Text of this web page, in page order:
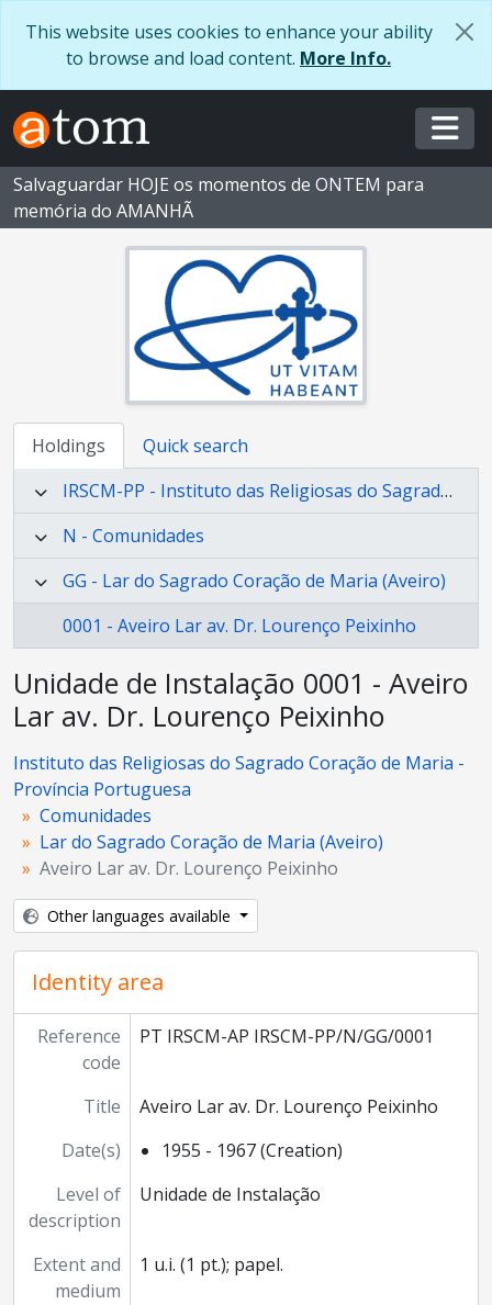
This website uses cookies to enhance your ability
to browse and load content. More Info.
Salvaguardar HOJE os momentos de ONTEM para
memória do AMANHÃ
Holdings
Quick search
IRSCM-PP - Instituto das Religiosas do Sagrado Coração de Maria - Província Portuguesa
N - Comunidades
GG - Lar do Sagrado Coração de Maria (Aveiro)
0001 - Aveiro Lar av. Dr. Lourenço Peixinho
Unidade de Instalação 0001 - Aveiro
Lar av. Dr. Lourenço Peixinho
Instituto das Religiosas do Sagrado Coração de Maria -
Província Portuguesa
Comunidades
Lar do Sagrado Coração de Maria (Aveiro)
Aveiro Lar av. Dr. Lourenço Peixinho
Other languages available
Identity area
Reference
code
PT IRSCM-AP IRSCM-PP/N/GG/0001
Title
Aveiro Lar av. Dr. Lourenço Peixinho
Date(s)
1955 - 1967 (Creation)
Level of
description
Unidade de Instalação
Extent and
medium
1 u.i. (1 pt.); papel.